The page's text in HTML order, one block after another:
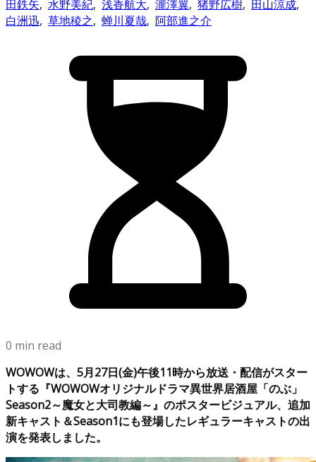
田鉄矢, 水野美紀, 浅香航大, 瀧澤翼, 猪野広樹, 田山涼成,
白洲迅, 草地稜之, 蝉川夏哉, 阿部進之介
0 min read
WOWOWは、5月27日(金)午後11時から放送・配信がスター
トする『WOWOWオリジナルドラマ異世界居酒屋「のぶ」
Season2～魔女と大司教編～』のポスタービジュアル、追加
新キャスト＆Season1にも登場したレギュラーキャストの出
演を発表しました。